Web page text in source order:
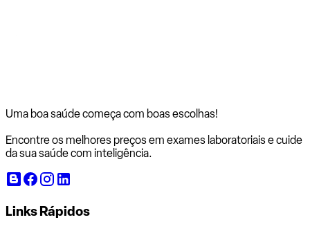
Uma boa saúde começa com boas escolhas!
Encontre os melhores preços em exames laboratoriais e cuide
da sua saúde com inteligência.
Links Rápidos